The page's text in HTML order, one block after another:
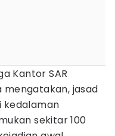
Kantor SAR
mengatakan, jasad
kedalaman
sekitar 100